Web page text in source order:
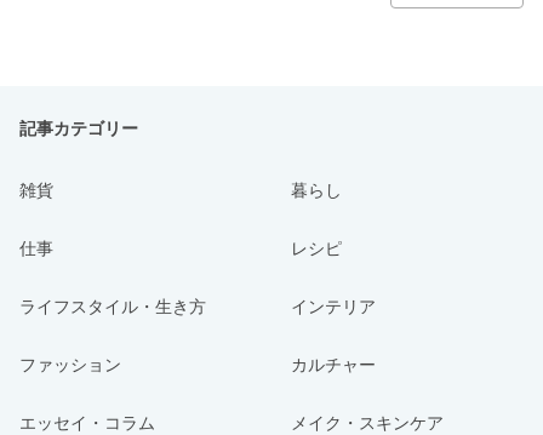
記事カテゴリー
雑貨 暮らし
仕事 レシピ
ライフスタイル・生き方 インテリア
ファッション カルチャー
エッセイ・コラム メイク・スキンケア